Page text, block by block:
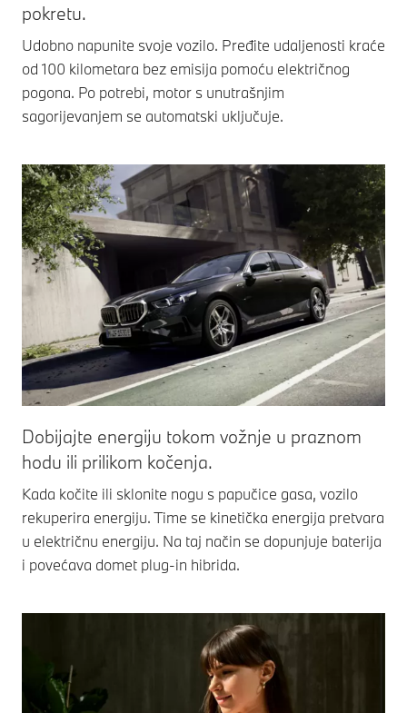
pokretu.
Udobno napunite svoje vozilo. Pređite udaljenosti kraće
od 100 kilometara bez emisija pomoću električnog
pogona. Po potrebi, motor s unutrašnjim
sagorijevanjem se automatski uključuje.
Dobijajte energiju tokom vožnje u praznom
hodu ili prilikom kočenja.
Kada kočite ili sklonite nogu s papučice gasa, vozilo
rekuperira energiju. Time se kinetička energija pretvara
u električnu energiju. Na taj način se dopunjuje baterija
i povećava domet plug-in hibrida.